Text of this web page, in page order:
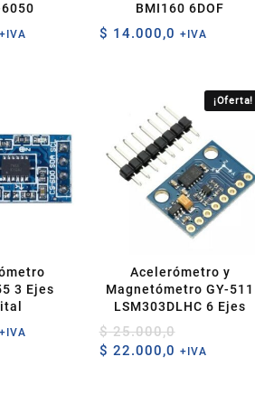
+IVA
BMI160 6DOF
$ 14.000,0 +IVA
3 Ejes
+IVA
¡Oferta!
Acelerómetro y
Magnetómetro GY-511
LSM303DLHC 6 Ejes
$25.000,0
precio
$ 22.000,0 El
+IVA